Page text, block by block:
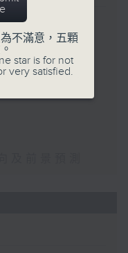
- 10:30)
09:30 -
10:04 -
不滿意，五顆
star is for not
very satisfied.